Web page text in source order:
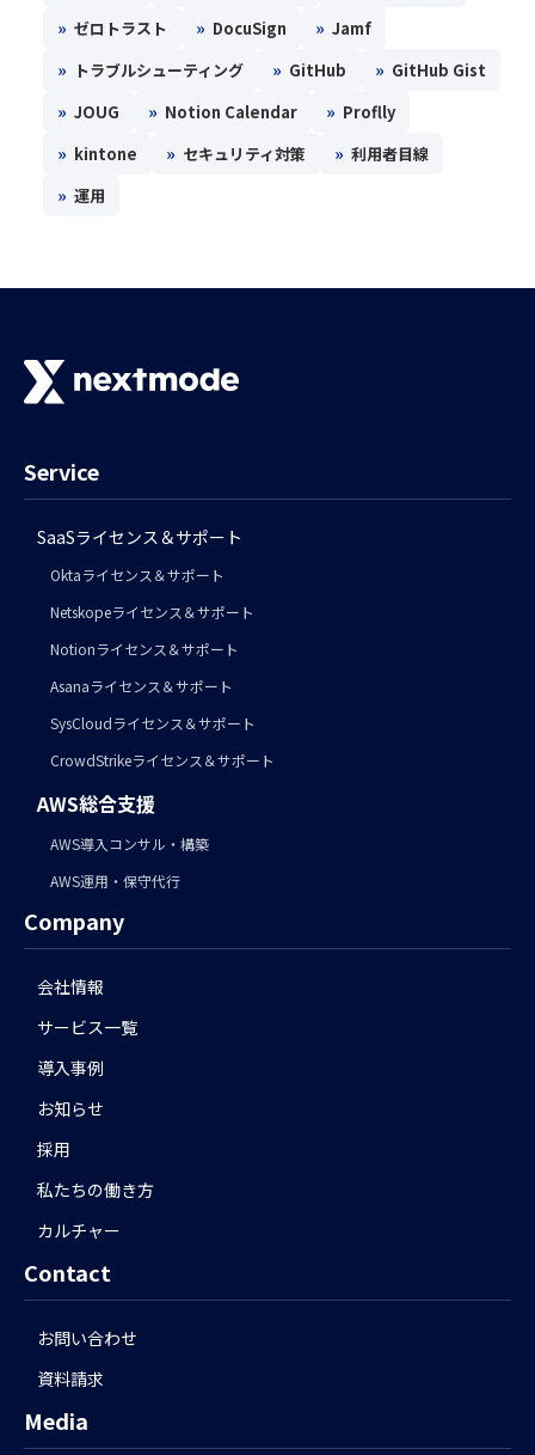
» ゼロトラスト » DocuSign » Jamf
» トラブルシューティング » GitHub » GitHub Gist
» JOUG » Notion Calendar » Proflly
» kintone » セキュリティ対策 » 利用者目線
» 運用
Service
SaaSライセンス＆サポート
Oktaライセンス＆サポート
Netskopeライセンス＆サポート
Notionライセンス＆サポート
Asanaライセンス＆サポート
SysCloudライセンス＆サポート
CrowdStrikeライセンス＆サポート
AWS総合支援
AWS導入コンサル・構築
AWS運用・保守代行
Company
会社情報
サービス一覧
導入事例
お知らせ
採用
私たちの働き方
カルチャー
Contact
お問い合わせ
資料請求
Media